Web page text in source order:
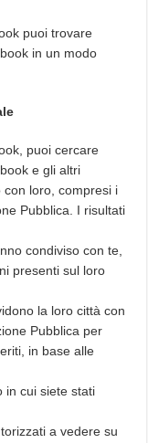
puoi trovare
in un modo
puoi cercare
e gli altri
con loro, compresi i
Pubblica. I risultati
condiviso con te,
presenti sul loro
la loro città con
Pubblica per
in base alle
in cui siete stati
a vedere su